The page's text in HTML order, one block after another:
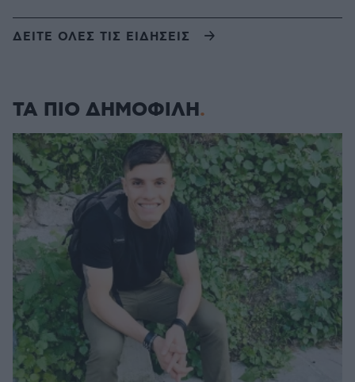
ΔΕΙΤΕ ΟΛΕΣ ΤΙΣ ΕΙΔΗΣΕΙΣ
ΤΑ ΠΙΟ ΔΗΜΟΦΙΛΗ